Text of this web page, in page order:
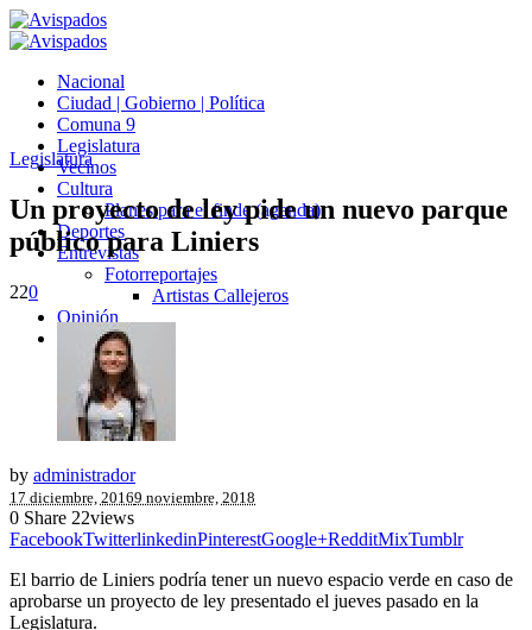
Nacional
Ciudad | Gobierno | Política
Comuna 9
Legislatura
Vecinos
Cultura
Planes para el finde (agenda)
Deportes
Entrevistas
Fotorreportajes
Artistas Callejeros
Opinión
Avispados TV
Legislatura
Un proyecto de ley pide un nuevo parque
público para Liniers
220
by administrador
17 diciembre, 20169 noviembre, 2018
0 Share 22views
FacebookTwitterlinkedinPinterestGoogle+RedditMixTumblr
El barrio de Liniers podría tener un nuevo espacio verde en caso de
aprobarse un proyecto de ley presentado el jueves pasado en la
Legislatura.